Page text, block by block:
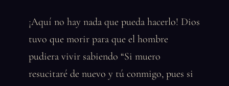
¡Aquí no hay nada que pueda hacerlo! Dios
tuvo que morir para que el hombre
pudiera vivir sabiendo “Si muero
resucitaré de nuevo y tú conmigo, pues si